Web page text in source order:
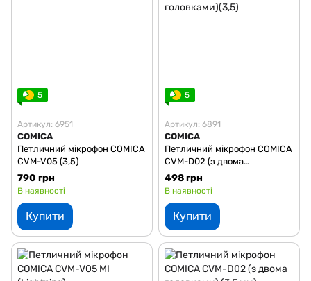
5
Артикул: 6951
COMICA
Петличний мікрофон COMICA
CVM-V05 (3,5)
790 грн
В наявності
Купити
5
Артикул: 6891
COMICA
Петличний мікрофон COMICA
CVM-D02 (з двома
головками)(3,5)
498 грн
В наявності
Купити